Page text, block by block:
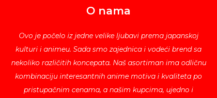
O nama
Ovo je počelo iz jedne velike ljubavi prema japanskoj
kulturi i animeu. Sada smo zajednica i vodeći brend sa
nekoliko različitih koncepata. Naš asortiman ima odličnu
kombinaciju interesantnih anime motiva i kvaliteta po
pristupačnim cenama, a našim kupcima, ujedno i